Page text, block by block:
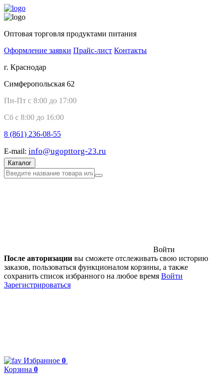
Оптовая торговля продуктами питания
Оформление заявки Прайс-лист Контакты
г. Краснодар
Симферопольская 62
Пн-Пт с 8:00 до 17:00
Сб с 8:00 до 16:00
8 (861) 236-08-55
E-mail: info@ugopttorg-23.ru
Каталог
Войти
После авторизации вы сможете отслеживать свою историю
заказов, пользоваться функционалом корзины, а также
сохранить список избранного на любое время Войти
Зарегистрироваться
Избранное 0
Корзина 0